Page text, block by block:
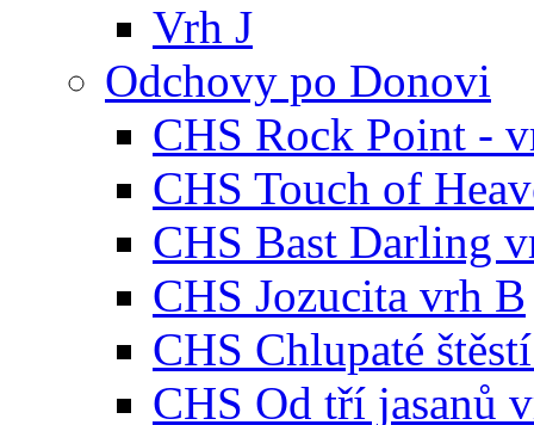
Vrh J
Odchovy po Donovi
CHS Rock Point -
CHS Touch of
CHS Bast Darling
CHS Jozucita vrh B
CHS Chlupaté
CHS Od tří jasanů